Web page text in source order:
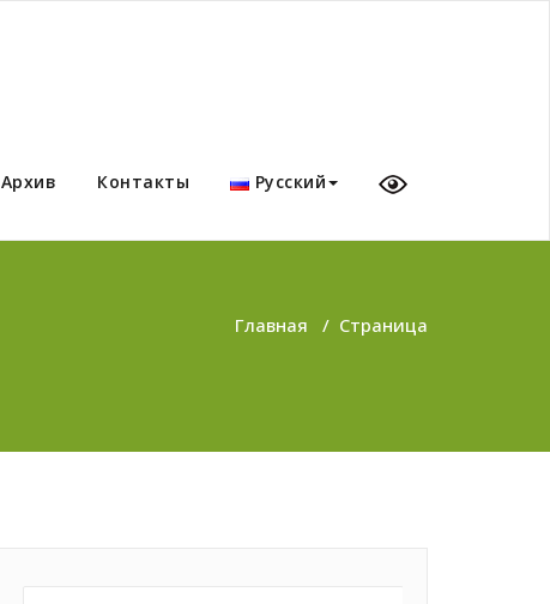
Архив Контакты Русский
Главная / Страница